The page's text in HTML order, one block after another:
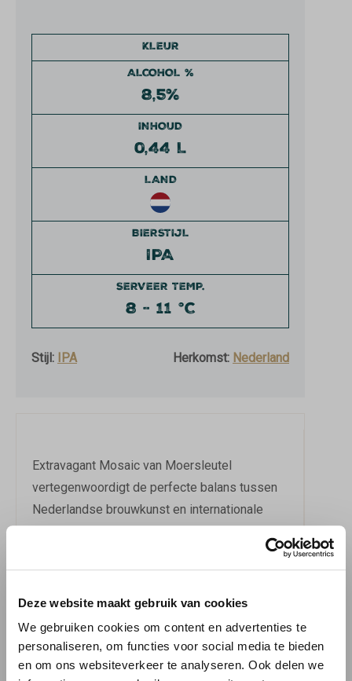
Deze website maakt gebruik van cookies
We gebruiken cookies om content en advertenties te
personaliseren, om functies voor social media te bieden
en om ons websiteverkeer te analyseren. Ook delen we
KLEUR
ALCOHOL %
8,5%
INHOUD
0,44 L
LAND
BIERSTIJL
IPA
SERVEER TEMP.
8 - 11 °C
Stijl: IPA Herkomst: Nederland
Extravagant Mosaic van Moersleutel
vertegenwoordigt de perfecte balans tussen
Nederlandse brouwkunst en internationale
alcohol toont het vakmanschap van Brouwerij
Moersleutel uit Alkmaar, waar traditie en
innovatie samenkomen in elke fles van 440ml.
Het goudgele bier opent met een verleidelijk
aroma van tropische vruchten en frisse citrus.